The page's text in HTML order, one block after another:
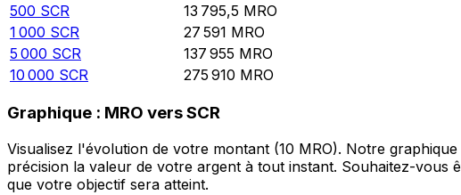
500 SCR 13 795,5 MRO
1 000 SCR 27 591 MRO
5 000 SCR 137 955 MRO
10 000 SCR 275 910 MRO
Graphique : MRO vers SCR
Visualisez l'évolution de votre montant (10 MRO). Notre
précision la valeur de votre argent à tout instant. Souhaitez-
que votre objectif sera atteint.